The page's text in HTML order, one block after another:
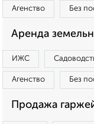
Агенство Без
Аренда
ИЖС
Агенство Без
Продажа